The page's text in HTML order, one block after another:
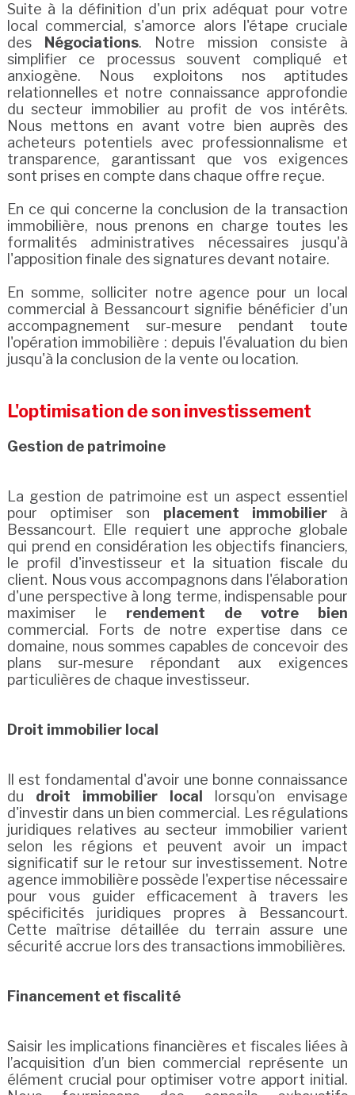
Suite à la définition d'un prix adéquat pour votre
local commercial, s'amorce alors l'étape cruciale
des
Négociations. Notre mission consiste à
simplifier ce processus souvent compliqué et
anxiogène. Nous exploitons nos aptitudes
relationnelles et notre connaissance approfondie
du secteur immobilier au profit de vos intérêts.
Nous mettons en avant votre bien auprès des
acheteurs potentiels avec professionnalisme et
transparence, garantissant que vos exigences
sont prises en compte dans chaque offre reçue.
En ce qui concerne la conclusion de la transaction
immobilière, nous prenons en charge toutes les
formalités administratives nécessaires jusqu'à
l'apposition finale des signatures devant notaire.
En somme, solliciter notre agence pour un local
commercial à Bessancourt signifie bénéficier d'un
accompagnement sur-mesure pendant toute
l'opération immobilière : depuis l'évaluation du bien
jusqu'à la conclusion de la vente ou location.
L'optimisation de son investissement
Gestion de patrimoine
La gestion de patrimoine est un aspect essentiel
pour optimiser son placement immobilierà
Bessancourt. Elle requiert une approche globale
qui prend en considération les objectifs financiers,
le profil d'investisseur et la situation fiscale du
client. Nous vous accompagnons dans l'élaboration
d'une perspective à long terme, indispensable pour
maximiser le rendement de votre bien
commercial. Forts de notre expertise dans ce
domaine, nous sommes capables de concevoir des
plans sur-mesure répondant aux exigences
particulières de chaque investisseur.
Droit immobilier local
Il est fondamental d'avoir une bonne connaissance
du droit immobilier local
lorsqu'on envisage
d'investir dans un bien commercial. Les régulations
juridiques relatives au secteur immobilier varient
selon les régions et peuvent avoir un impact
significatif sur le retour sur investissement. Notre
agence immobilière possède l'expertise nécessaire
pour vous guider efficacement à travers les
spécificités juridiques propres à Bessancourt.
Cette maîtrise détaillée du terrain assure une
sécurité accrue lors des transactions immobilières.
Financement et fiscalité
Saisir les implications financières et fiscales liées à
l’acquisition d’un bien commercial représente un
élément crucial pour optimiser votre apport initial.